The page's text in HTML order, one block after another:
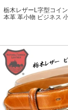
栃木レザーL字型コイ
本革 革小物 ビジネス